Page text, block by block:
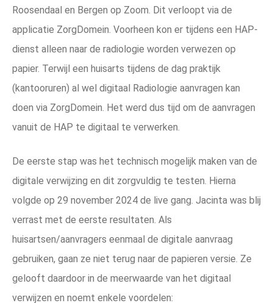
Roosendaal en Bergen op Zoom. Dit verloopt via de
applicatie ZorgDomein. Voorheen kon er tijdens een HAP-
dienst alleen naar de radiologie worden verwezen op
papier. Terwijl een huisarts tijdens de dag praktijk
(kantooruren) al wel digitaal Radiologie aanvragen kan
doen via ZorgDomein. Het werd dus tijd om de aanvragen
vanuit de HAP te digitaal te verwerken.
De eerste stap was het technisch mogelijk maken van de
digitale verwijzing en dit zorgvuldig te testen. Hierna
volgde op 29 november 2024 de live gang. Jacinta was blij
verrast met de eerste resultaten. Als
huisartsen/aanvragers eenmaal de digitale aanvraag
gebruiken, gaan ze niet terug naar de papieren versie. Ze
gelooft daardoor in de meerwaarde van het digitaal
verwijzen en noemt enkele voordelen: